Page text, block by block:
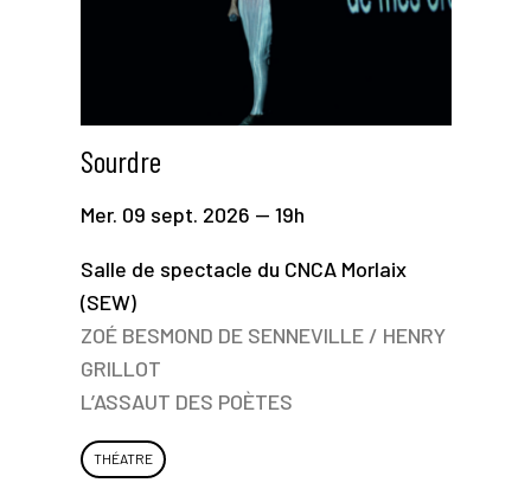
Sourdre
Mer. 09 sept. 2026 — 19h
Salle de spectacle du CNCA Morlaix
(SEW)
ZOÉ BESMOND DE SENNEVILLE / HENRY
GRILLOT
L’ASSAUT DES POÈTES
THÉATRE